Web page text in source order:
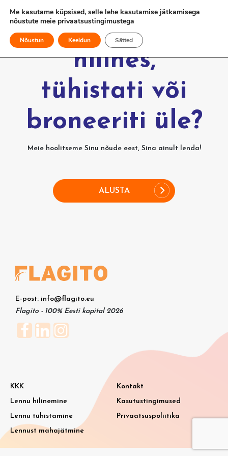
Kas Sinu lend
hilines,
tühistati või
broneeriti üle?
Meie hoolitseme Sinu nõude eest, Sina ainult lenda!
ALUSTA
E-post: info@flagito.eu
Flagito - 100% Eesti kapital 2026
KKK
Lennu hilinemine
Lennu tühistamine
Lennust mahajätmine
Kontakt
Kasutustingimused
Privaatsuspoliitika
Me kasutame küpsised, selle lehe kasutamise jätkamisega
nõustute meie privaatsustingimustega
Nõustun Keeldun Sätted